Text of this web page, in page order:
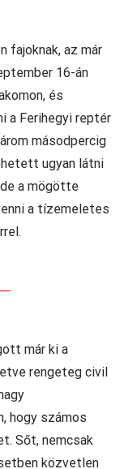
fajoknak, az már
16-án
és
a Ferihegyi reptér
másodpercig
ugyan látni
a mögötte
a tízemeletes
már ki a
rengeteg civil
hogy számos
Sőt, nemcsak
közvetlen